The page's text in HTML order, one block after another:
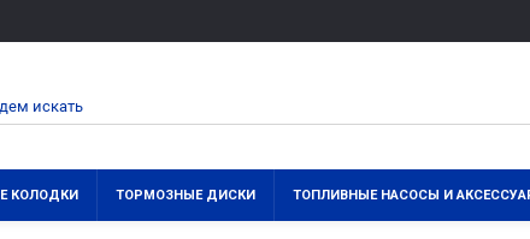
КОЛОДКИ ТОРМОЗНЫЕ ДИСКИ ТОПЛИВНЫЕ НАСОСЫ И